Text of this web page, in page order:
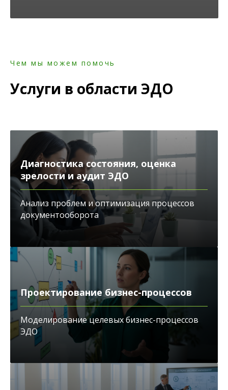
Чем мы можем помочь
Услуги в области ЭДО
Диагностика состояния, оценка
зрелости и аудит ЭДО
Анализ проблем и оптимизация процессов
документооборота
Проектирование бизнес-процессов
Моделирование целевых бизнес-процессов
ЭДО